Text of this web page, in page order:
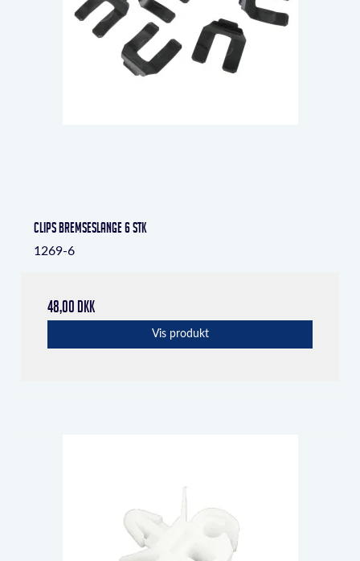
Clips bremseslange 6 stk
1269-6
48,00 DKK
Vis produkt